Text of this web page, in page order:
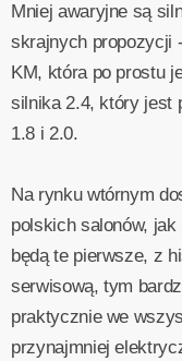
Mniej awaryjne są
skrajnych propozycji
KM, która po prostu
silnika 2.4, który jest
1.8 i 2.0.
Na rynku wtórnym
polskich salonów,
będą te pierwsze, z
serwisową, tym
praktycznie we
przynajmniej